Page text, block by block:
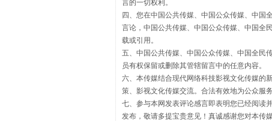
站台名比不上好声名
言的一切权利。
四、您在中国公共传媒、中国公众传媒、中
言论，中国公共传媒、中国公众传媒、中国
载或引用。
五、中国公共传媒、中国公众传媒、中国全
员有权保留或删除其管辖留言中的任意内容。
六、本传媒结合现代网络科技影视文化传媒的
策、影视文化传媒交流。合法有效地为公众服
七、参与本网发表评论感言即表明您已经阅读
发布，敬请多提宝贵意见！真诚感谢您对本传